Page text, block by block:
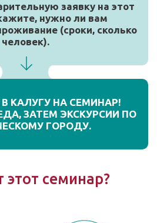
заявку на этот
нужно ли вам
(сроки, сколько
человек).
КАЛУГУ НА СЕМИНАР!
ЗАТЕМ ЭКСКУРСИИ ПО
ГОРОДУ.
этот семинар?